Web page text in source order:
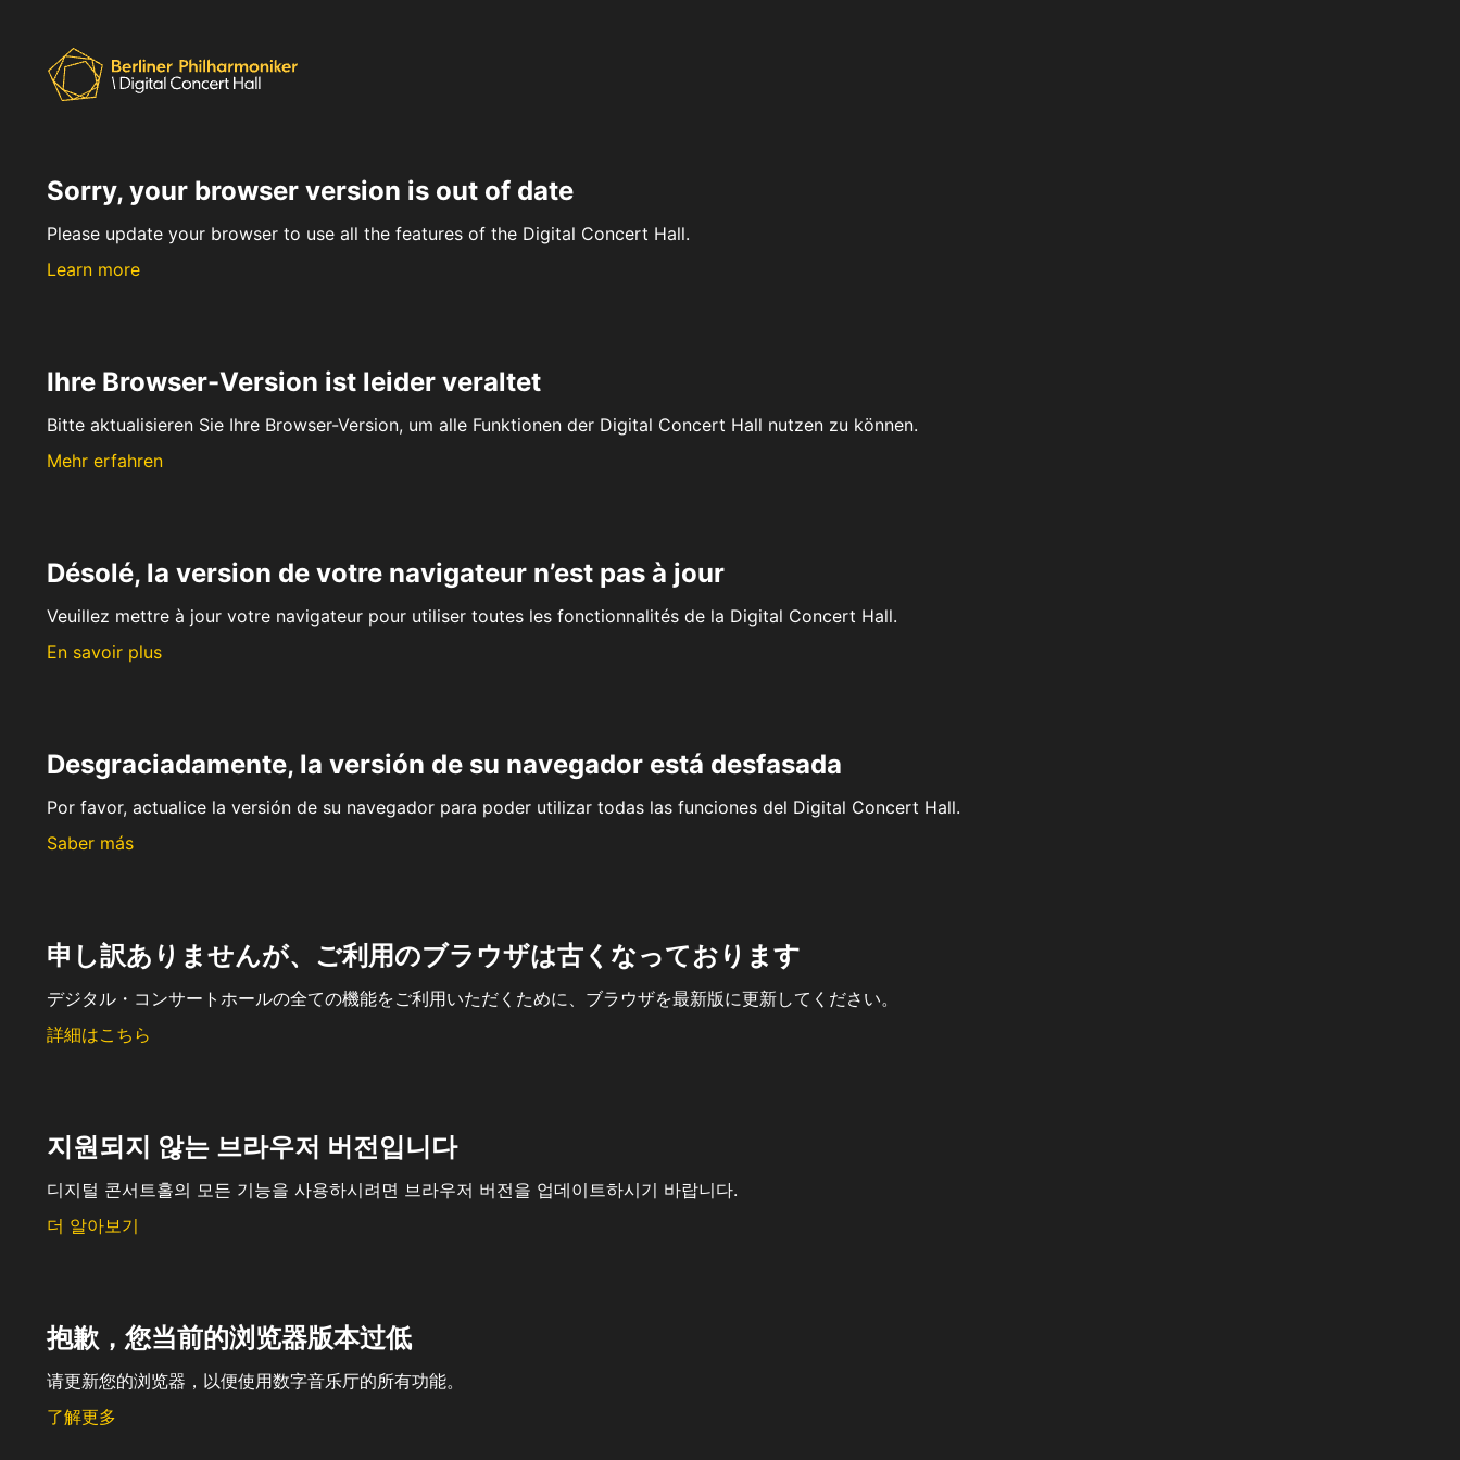
Sorry, your browser version is out of date
Please update your browser to use all the features of the Digital Concert Hall.
Learn more
Ihre Browser-Version ist leider veraltet
Bitte aktualisieren Sie Ihre Browser-Version, um alle Funktionen der Digital Concert Hall nutzen zu können.
Mehr erfahren
Désolé, la version de votre navigateur n’est pas à jour
Veuillez mettre à jour votre navigateur pour utiliser toutes les fonctionnalités de la Digital Concert Hall.
En savoir plus
Desgraciadamente, la versión de su navegador está desfasada
Por favor, actualice la versión de su navegador para poder utilizar todas las funciones del Digital Concert Hall.
Saber más
申し訳ありませんが、ご利用のブラウザは古くなっております
デジタル・コンサートホールの全ての機能をご利用いただくために、ブラウザを最新版に更新してください。
詳細はこちら
지원되지 않는 브라우저 버전입니다
디지털 콘서트홀의 모든 기능을 사용하시려면 브라우저 버전을 업데이트하시기 바랍니다.
더 알아보기
抱歉，您当前的浏览器版本过低
请更新您的浏览器，以便使用数字音乐厅的所有功能。
了解更多